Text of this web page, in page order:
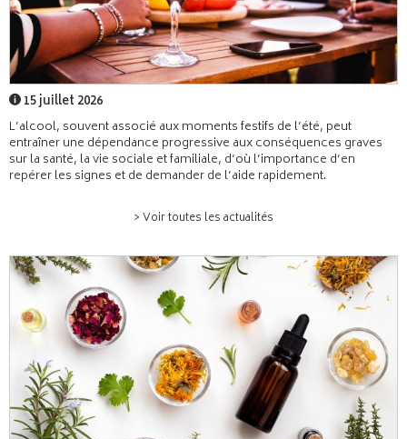
15 juillet 2026
L’alcool, souvent associé aux moments festifs de l’été, peut
entraîner une dépendance progressive aux conséquences graves
sur la santé, la vie sociale et familiale, d’où l’importance d’en
repérer les signes et de demander de l’aide rapidement.
> Voir toutes les actualités